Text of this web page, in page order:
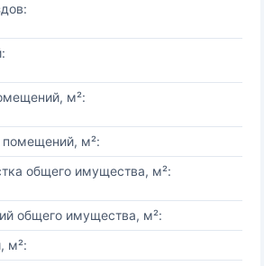
м²:
м²:
общего имущества, м²:
общего имущества, м²:
м²: